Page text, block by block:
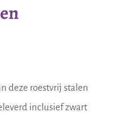
deze roestvrij stalen
inclusief zwart